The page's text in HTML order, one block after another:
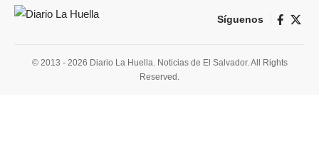
Síguenos
© 2013 - 2026 Diario La Huella. Noticias de El Salvador. All Rights
Reserved.